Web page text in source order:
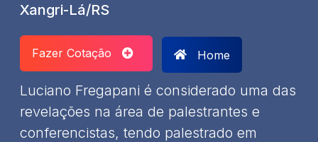
Xangri-Lá/RS
Fazer Cotação Home
Luciano Fregapani é considerado uma das
revelações na área de palestrantes e
conferencistas, tendo palestrado em